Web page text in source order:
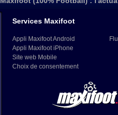
Services Maxifoot
Appli Maxifoot Android
Appli Maxifoot iPhone
Site web Mobile
Choix de consentement